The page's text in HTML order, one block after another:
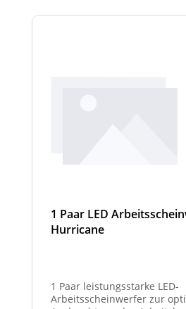
1 Paar LED
Hurricane
1 Paar leistungsstarke LED-
Arbeitsscheinwerfer zur